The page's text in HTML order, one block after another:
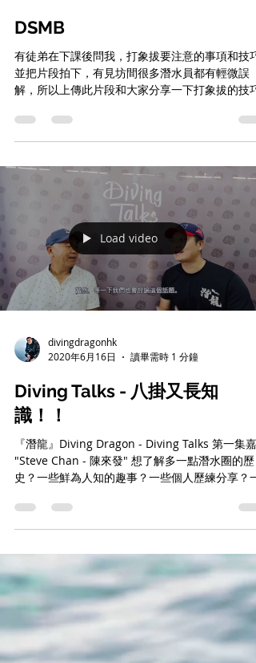
DSMB
有徒弟在下課後問我，打象拔要注意的事項和技巧
並把片段拍下，有見坊間很多潛水員都有輕微誤
解，所以上傳此片段和大家分享一下打象拔的技巧
希望大家善用象拔安全潛水。😊 #象拔 #SMB
#SPOOL #Safety...
Load video
divingdragonhk
2020年6月16日
讀畢需時 1 分鐘
Diving Talks - 八掛又長知
識！！
『潛龍』Diving Dragon - Diving Talks 第一集嘉
"Steve Chan - 陳來發" 想了解多一點潛水圈的歷
史？一些鮮為人知的趣事？一些個人歷練分享？一
的 ”Diving Talks” Go Pro...